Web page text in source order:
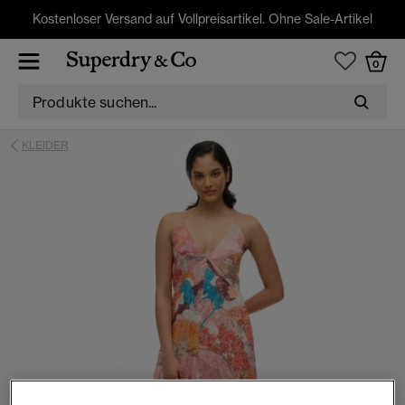
Kostenloser Versand auf Vollpreisartikel. Ohne Sale-Artikel
0
KLEIDER